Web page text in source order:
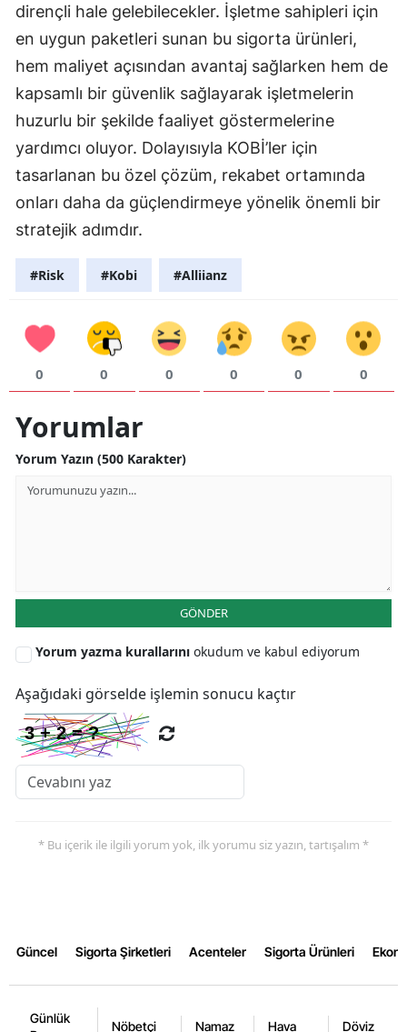
dirençli hale gelebilecekler. İşletme sahipleri için
en uygun paketleri sunan bu sigorta ürünleri,
hem maliyet açısından avantaj sağlarken hem de
kapsamlı bir güvenlik sağlayarak işletmelerin
huzurlu bir şekilde faaliyet göstermelerine
yardımcı oluyor. Dolayısıyla KOBİ’ler için
tasarlanan bu özel çözüm, rekabet ortamında
onları daha da güçlendirmeye yönelik önemli bir
stratejik adımdır.
#Risk #Kobi #Alliianz
0 0 0 0 0 0
Yorumlar
Yorum Yazın (500 Karakter)
GÖNDER
Yorum yazma kurallarını okudum ve kabul ediyorum
Aşağıdaki görselde işlemin sonucu kaçtır
* Bu içerik ile ilgili yorum yok, ilk yorumu siz yazın, tartışalım *
Güncel Sigorta Şirketleri Acenteler Sigorta Ürünleri
Günlük
Nöbetçi Namaz Hava Döviz